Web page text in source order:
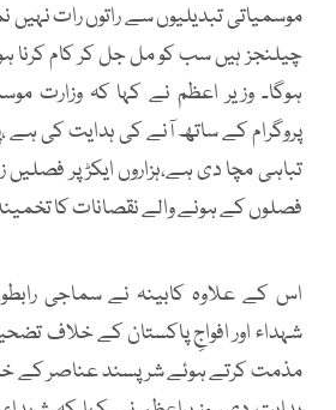
موسمیاتی تبدیلیوں سے راتوں رات
چیلنجز ہیں سب کو مل جل کر کام کرنا
ہوگا۔ وزیر اعظم نے کہا کہ وزارت
پروگرام کے ساتھ آنے کی ہدایت کی
تباہی مچا دی ہے،ہزاروں ایکڑ پر
فصلوں کے ہونے والے نقصانات کا تخمینہ
اس کے علاوہ کابینہ نے سماجی
شہداء اور افواجِ پاکستان کے خلاف
مذمت کرتے ہوئے شرپسند عناصر کے